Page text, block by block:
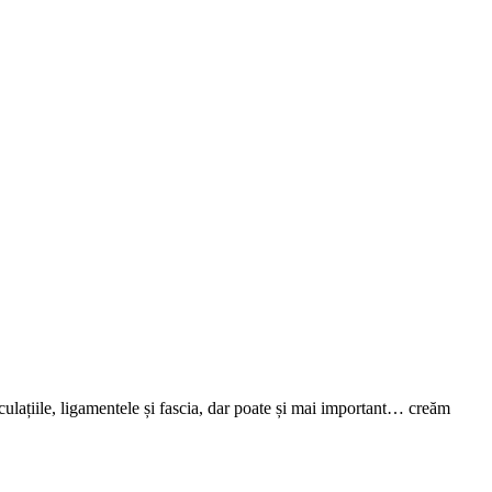
ligamentele și fascia, dar poate și mai important… creăm